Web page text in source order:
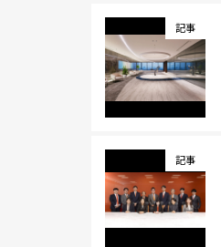
記事
記事